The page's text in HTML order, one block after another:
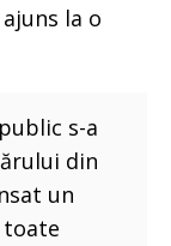
la o
s-a
din
un
toate